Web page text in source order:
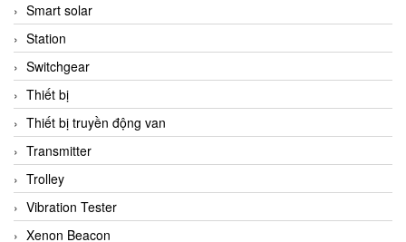
Smart solar
Station
Switchgear
Thiết bị
Thiết bị truyền động van
Transmitter
Trolley
Vibration Tester
Xenon Beacon